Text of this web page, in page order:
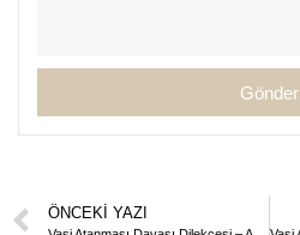
Gönder
ÖNCEKI YAZI